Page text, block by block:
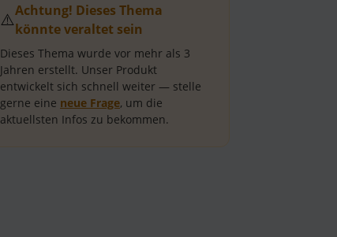
⚠️Achtung! Dieses Thema
könnte veraltet sein
Dieses Thema wurde vor mehr als 3
Jahren erstellt. Unser Produkt
entwickelt sich schnell weiter — stelle
gerne eine neue Frage, um die
aktuellsten Infos zu bekommen.